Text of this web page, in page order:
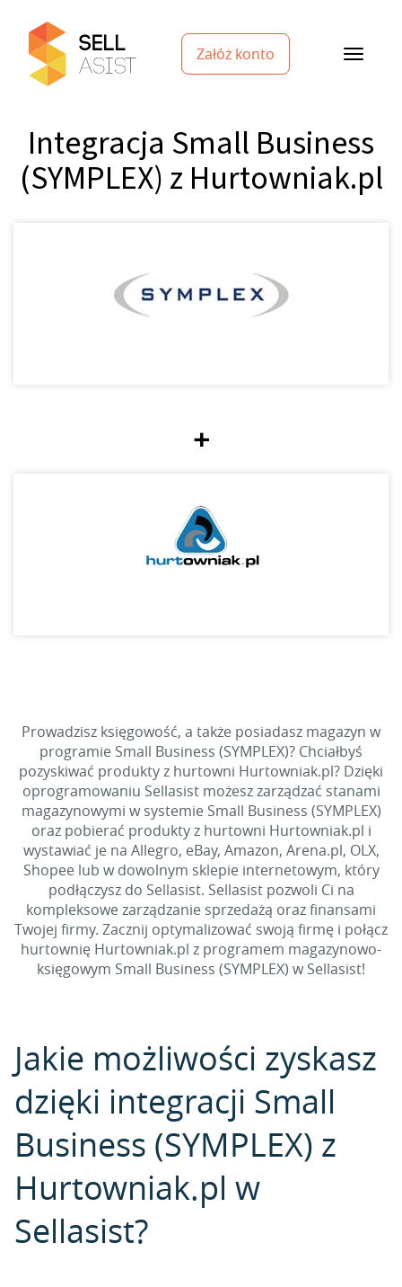
Załóż konto
Integracja Small Business
(SYMPLEX) z Hurtowniak.pl
+
Prowadzisz księgowość, a także posiadasz magazyn w
programie Small Business (SYMPLEX)? Chciałbyś
pozyskiwać produkty z hurtowni Hurtowniak.pl? Dzięki
oprogramowaniu Sellasist możesz zarządzać stanami
magazynowymi w systemie Small Business (SYMPLEX)
oraz pobierać produkty z hurtowni Hurtowniak.pl i
wystawiać je na Allegro, eBay, Amazon, Arena.pl, OLX,
Shopee lub w dowolnym sklepie internetowym, który
podłączysz do Sellasist. Sellasist pozwoli Ci na
kompleksowe zarządzanie sprzedażą oraz finansami
Twojej firmy. Zacznij optymalizować swoją firmę i połącz
hurtownię Hurtowniak.pl z programem magazynowo-
księgowym Small Business (SYMPLEX) w Sellasist!
Jakie możliwości zyskasz
dzięki integracji Small
Business (SYMPLEX) z
Hurtowniak.pl w
Sellasist?